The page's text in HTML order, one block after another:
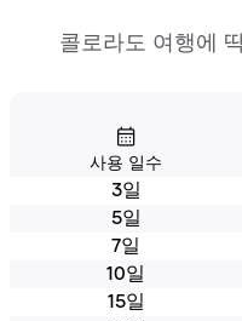
콜로라도 여행에
사용 일수
3일
5일
7일
10일
15일